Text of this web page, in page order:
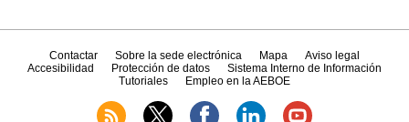
Contactar Sobre la sede electrónica Mapa
Aviso legal
Accesibilidad
Protección de datos
Sistema Interno de Información
Tutoriales
Empleo en la AEBOE